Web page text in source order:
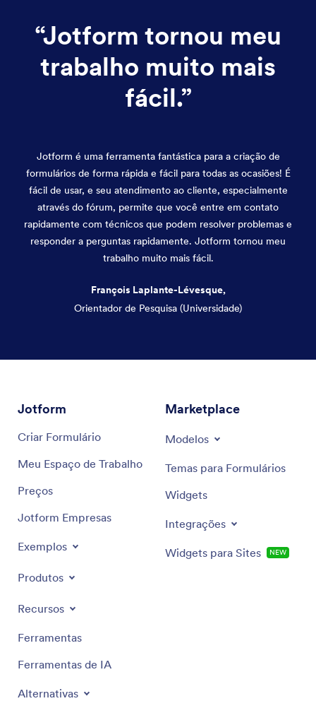
“Jotform tornou meu
trabalho muito mais
fácil.”
Jotform é uma ferramenta fantástica para a criação de
formulários de forma rápida e fácil para todas as ocasiões! É
fácil de usar, e seu atendimento ao cliente, especialmente
através do fórum, permite que você entre em contato
rapidamente com técnicos que podem resolver problemas e
responder a perguntas rapidamente. Jotform tornou meu
trabalho muito mais fácil.
François Laplante-Lévesque,
Orientador de Pesquisa (Universidade)
Jotform
Criar Formulário
Meu Espaço de Trabalho
Preços
Jotform Empresas
Exemplos
Produtos
Recursos
Ferramentas
Ferramentas de IA
Alternativas
Marketplace
Modelos
Temas para Formulários
Widgets
Integrações
Widgets para Sites NEW